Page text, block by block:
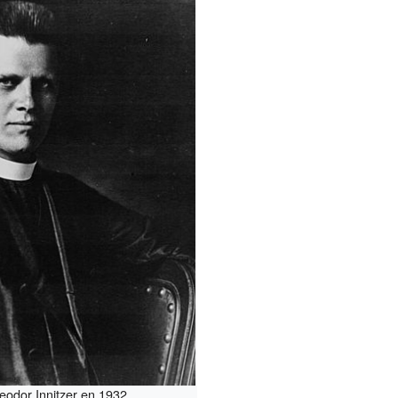
Innitzer en 1932